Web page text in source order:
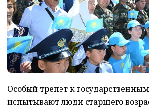
Особый трепет к
испытывают люди старшего